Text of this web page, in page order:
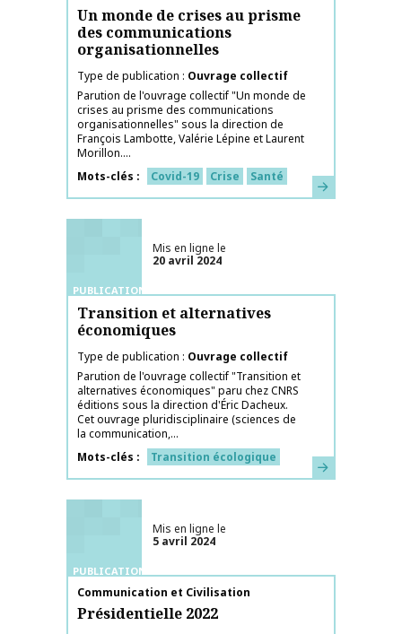
Un monde de crises au prisme
des communications
organisationnelles
Type de publication
Ouvrage collectif
Parution de l'ouvrage collectif "Un monde de
crises au prisme des communications
organisationnelles" sous la direction de
François Lambotte, Valérie Lépine et Laurent
Morillon....
Mots-clés
Covid-19 Crise Santé En savoir plus
PUBLICATIONS
Mis en ligne le
20 avril 2024
Transition et alternatives
économiques
Type de publication
Ouvrage collectif
Parution de l'ouvrage collectif "Transition et
alternatives économiques" paru chez CNRS
éditions sous la direction d'Éric Dacheux.
Cet ouvrage pluridisciplinaire (sciences de
la communication,...
Mots-clés
Transition écologique En savoir plus
PUBLICATIONS
Mis en ligne le
5 avril 2024
Nom de la publication
Communication et Civilisation
Présidentielle 2022